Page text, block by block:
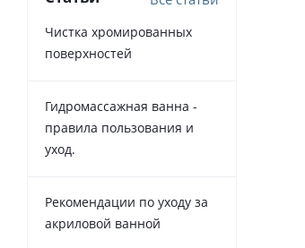
Чистка хромированных
поверхностей
Гидромассажная ванна -
правила пользования и
уход.
Рекомендации по уходу за
акриловой ванной